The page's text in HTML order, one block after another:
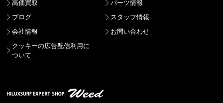
高価買取
パーツ情報
ブログ
スタッフ情報
会社情報
お問い合わせ
クッキーの広告配信利用に
ついて